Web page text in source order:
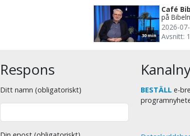
30 min
Café
på
2026-
Avsnitt:
Respons
Ditt namn (obligatoriskt) BESTÄLL e-